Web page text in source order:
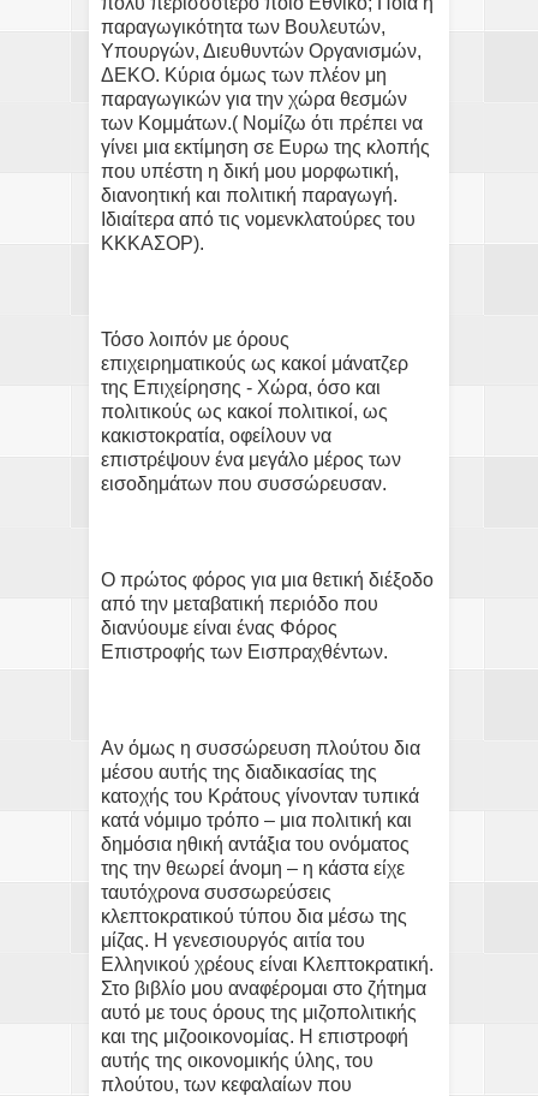
παραγωγικότητα των Βουλευτών,
Υπουργών, Διευθυντών Οργανισμών,
ΔΕΚΟ. Κύρια όμως των πλέον μη
παραγωγικών για την χώρα θεσμών
των Κομμάτων.( Νομίζω ότι πρέπει να
γίνει μια εκτίμηση σε Ευρω της κλοπής
που υπέστη η δική μου μορφωτική,
διανοητική και πολιτική παραγωγή.
Ιδιαίτερα από τις νομενκλατούρες του
ΚΚΚΑΣΟΡ).
Τόσο λοιπόν με όρους
επιχειρηματικούς ως κακοί μάνατζερ
της Επιχείρησης - Χώρα, όσο και
πολιτικούς ως κακοί πολιτικοί, ως
κακιστοκρατία, οφείλουν να
επιστρέψουν ένα μεγάλο μέρος των
εισοδημάτων που συσσώρευσαν.
Ο πρώτος φόρος για μια θετική διέξοδο
από την μεταβατική περιόδο που
διανύουμε είναι ένας Φόρος
Επιστροφής των Εισπραχθέντων.
Αν όμως η συσσώρευση πλούτου δια
μέσου αυτής της διαδικασίας της
κατοχής του Κράτους γίνονταν τυπικά
κατά νόμιμο τρόπο – μια πολιτική και
δημόσια ηθική αντάξια του ονόματος
της την θεωρεί άνομη – η κάστα είχε
ταυτόχρονα συσσωρεύσεις
κλεπτοκρατικού τύπου δια μέσω της
μίζας. Η γενεσιουργός αιτία του
Ελληνικού χρέους είναι Κλεπτοκρατική.
Στο βιβλίο μου αναφέρομαι στο ζήτημα
αυτό με τους όρους της μιζοπολιτικής
και της μιζοοικονομίας. Η επιστροφή
αυτής της οικονομικής ύλης, του
πλούτου, των κεφαλαίων που